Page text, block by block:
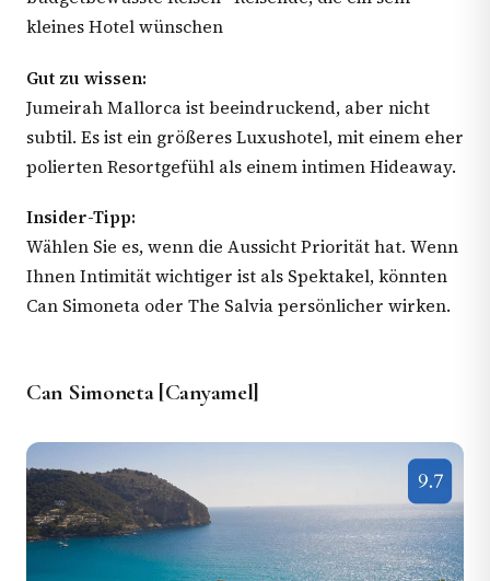
kleines Hotel wünschen
Gut zu wissen:
Jumeirah Mallorca ist beeindruckend, aber nicht
subtil. Es ist ein größeres Luxushotel, mit einem eher
polierten Resortgefühl als einem intimen Hideaway.
Insider-Tipp:
Wählen Sie es, wenn die Aussicht Priorität hat. Wenn
Ihnen Intimität wichtiger ist als Spektakel, könnten
Can Simoneta oder The Salvia persönlicher wirken.
Can Simoneta [Canyamel]